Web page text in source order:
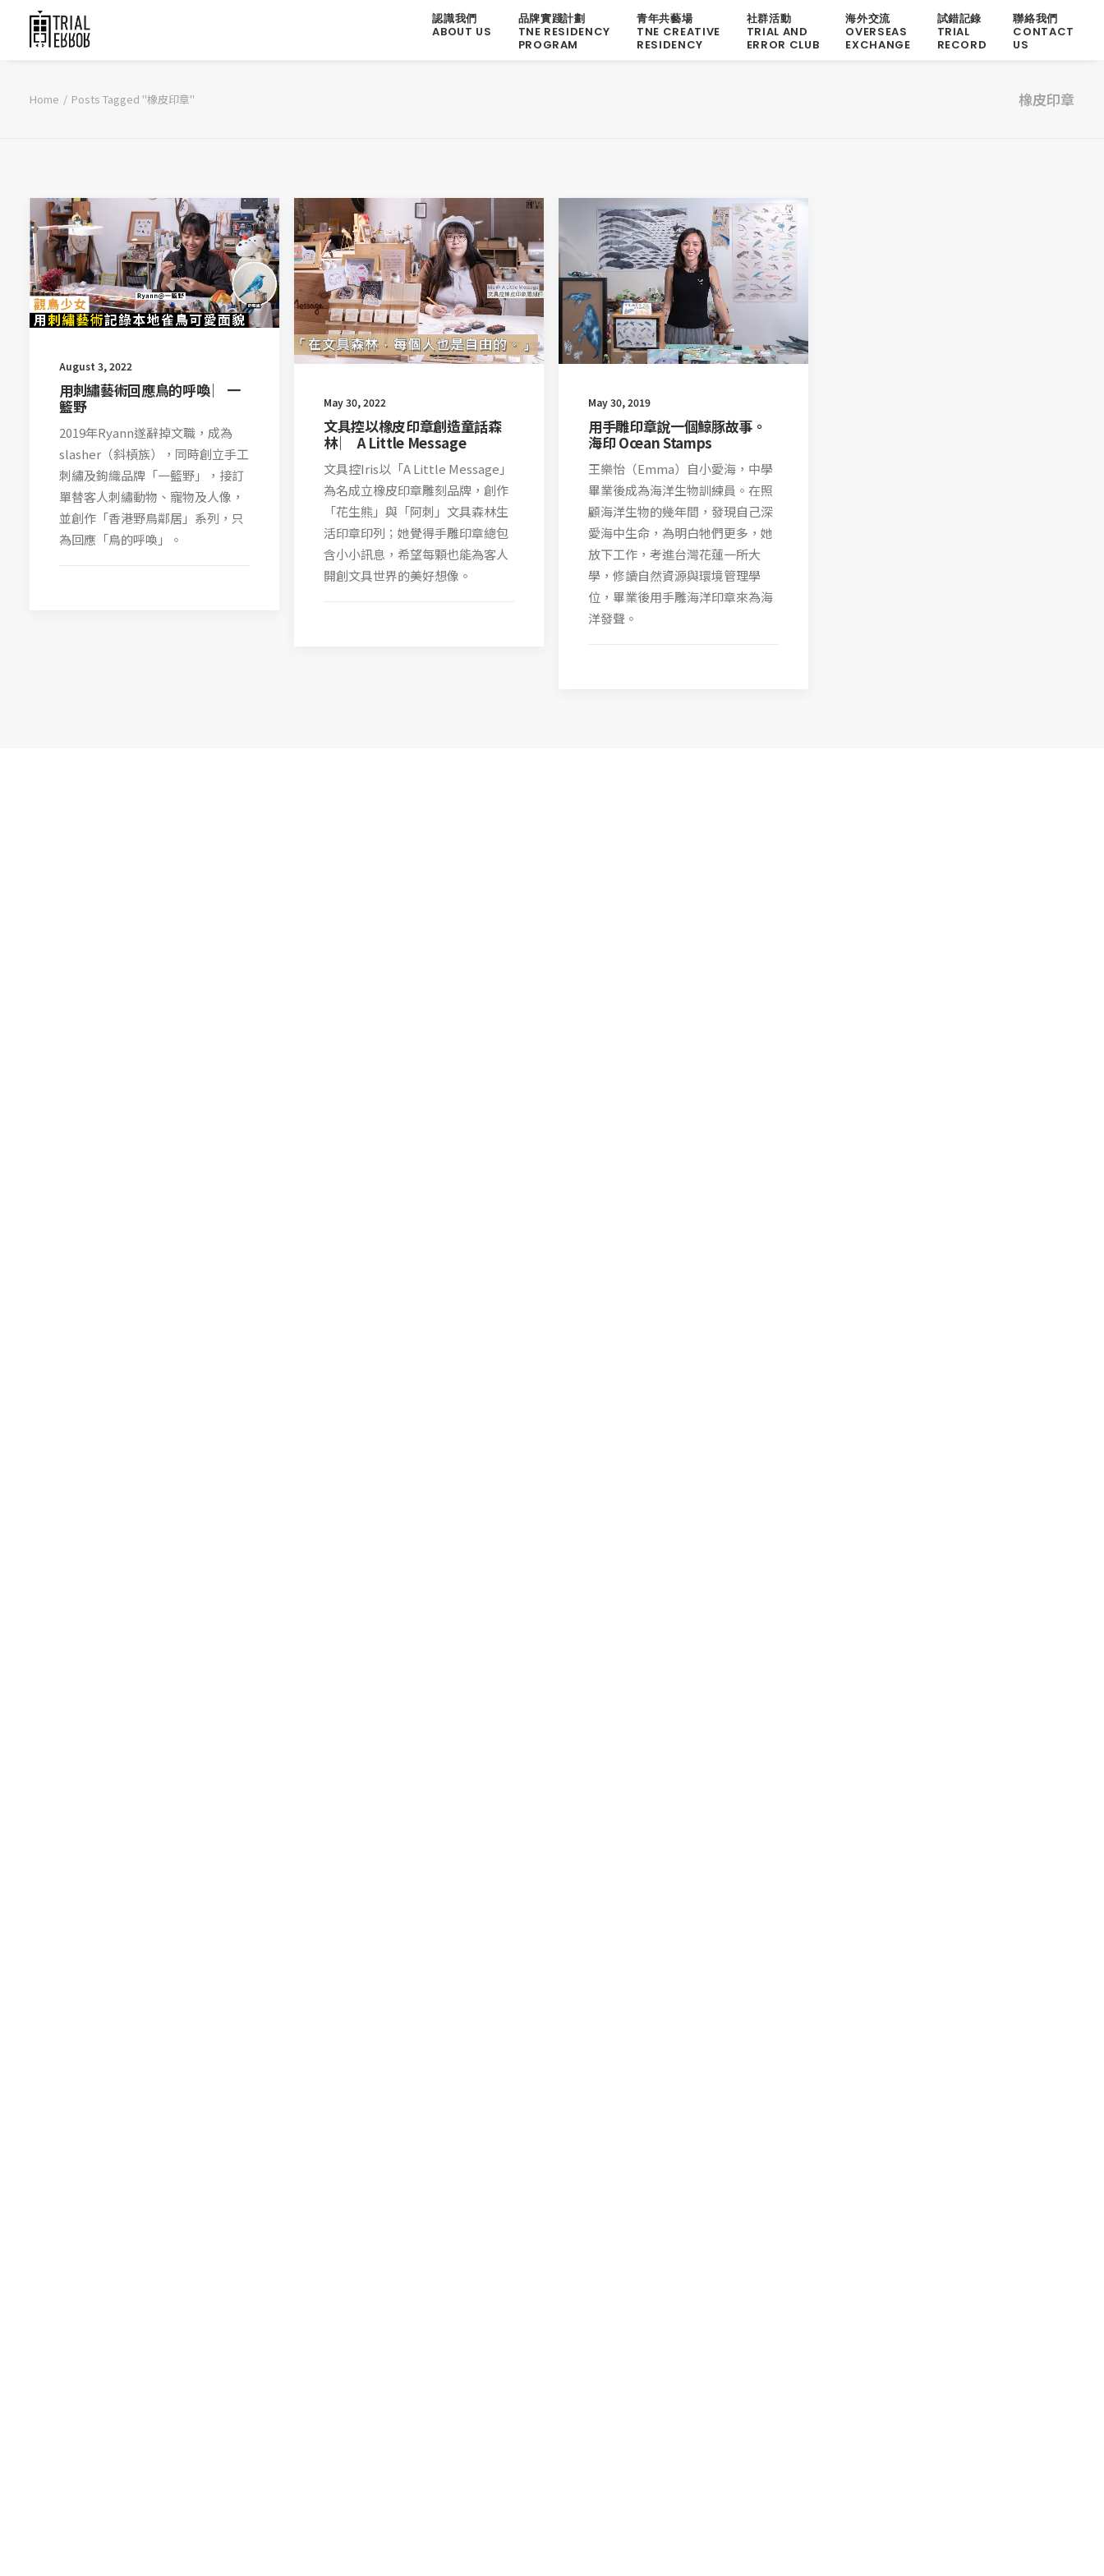
認識我們
ABOUT US
品牌實踐計劃
TNE RESIDENCY
PROGRAM
青年共藝場
TNE CREATIVE
RESIDENCY
社群活動
TRIAL AND
ERROR CLUB
海外交流
OVERSEAS
EXCHANGE
試錯記錄
TRIAL
RECORD
聯絡我們
CONTACT
US
橡皮印章
Home Posts Tagged "橡皮印章"
August 3, 2022
用刺繡藝術回應鳥的呼喚 ︳一
籃野
2019年Ryann遂辭掉文職，成為
slasher（斜槓族），同時創立手工
刺繡及鉤織品牌「一籃野」，接訂
單替客人刺繡動物、寵物及人像，
並創作「香港野鳥鄰居」系列，只
為回應「鳥的呼喚」。
May 30, 2022
文具控以橡皮印章創造童話森
林 ︳ A Little Message
文具控Iris以「A Little Message」
為名成立橡皮印章雕刻品牌，創作
「花生熊」與「阿刺」文具森林生
活印章印列；她覺得手雕印章總包
含小小訊息，希望每顆也能為客人
開創文具世界的美好想像。
May 30, 2019
用手雕印章說一個鯨豚故事。
海印 Ocean Stamps
王樂怡（Emma）自小愛海，中學
畢業後成為海洋生物訓練員。在照
顧海洋生物的幾年間，發現自己深
愛海中生命，為明白牠們更多，她
放下工作，考進台灣花蓮一所大
學，修讀自然資源與環境管理學
位，畢業後用手雕海洋印章來為海
洋發聲。